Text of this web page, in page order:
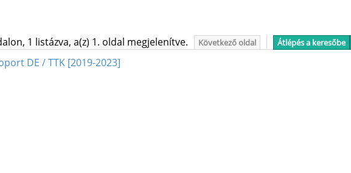
1 listázva, a(z) 1. oldal megjelenítve. Következő oldal Átlépés a keresőbe
DE / TTK [2019-2023]